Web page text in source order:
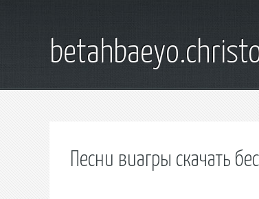
Песни виагры скачать